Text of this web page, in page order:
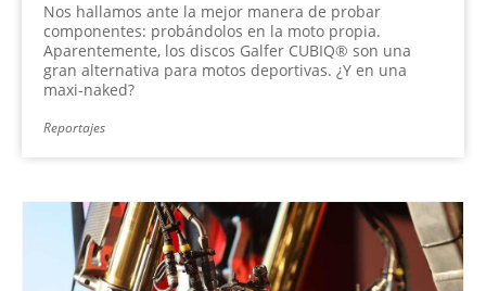
Nos hallamos ante la mejor manera de probar
componentes: probándolos en la moto propia.
Aparentemente, los discos Galfer CUBIQ® son una
gran alternativa para motos deportivas. ¿Y en una
maxi-naked?
Reportajes